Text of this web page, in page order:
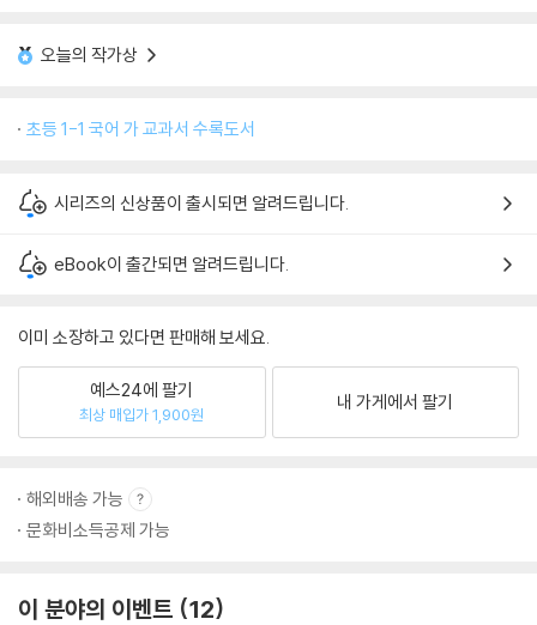
오늘의 작가상
초등 1-1 국어 가 교과서 수록도서
시리즈의 신상품이 출시되면 알려드립니다.
eBook이 출간되면 알려드립니다.
이미 소장하고 있다면 판매해 보세요.
예스24에 팔기
최상 매입가 1,900원
내 가게에서 팔기
해외배송 가능
문화비소득공제 가능
이 분야의 이벤트 12